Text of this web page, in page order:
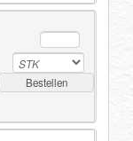
Bestellen